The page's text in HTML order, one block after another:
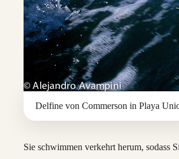
Delfine von Commerson in Playa
Sie schwimmen verkehrt herum, sodass